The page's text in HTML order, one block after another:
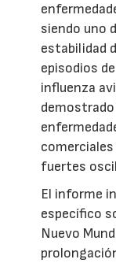
siendo uno
estabilidad
episodios
influenza
fuertes
El informe
específico
Nuevo